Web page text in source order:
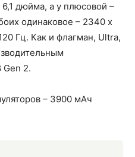
дюйма, а у плюсовой –
одинаковое – 2340 х
Гц. Как и флагман, Ultra,
2.
– 3900 мАч